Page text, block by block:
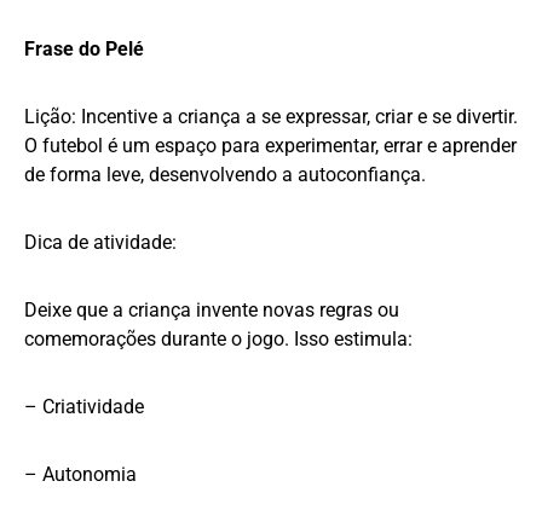
Frase do Pelé
Lição: Incentive a criança a se expressar, criar e se divertir.
O futebol é um espaço para experimentar, errar e aprender
de forma leve, desenvolvendo a autoconfiança.
Dica de atividade:
Deixe que a criança invente novas regras ou
comemorações durante o jogo. Isso estimula:
– Criatividade
– Autonomia